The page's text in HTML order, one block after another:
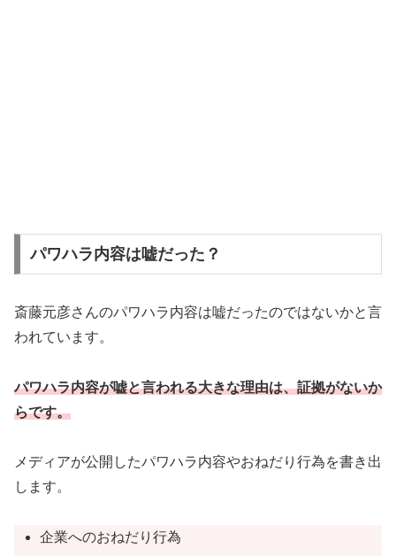
パワハラ内容は嘘だった？
斎藤元彦さんのパワハラ内容は嘘だったのではないかと言
われています。
パワハラ内容が嘘と言われる大きな理由は、証拠がないか
らです。
メディアが公開したパワハラ内容やおねだり行為を書き出
します。
企業へのおねだり行為